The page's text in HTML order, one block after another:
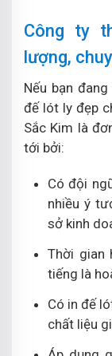
Công ty
lượng,
Nếu bạn
đế lót ly đẹp
Sắc Kim là
tới bởi:
Có đội
nhiều ý
sở kinh
Thời gian
tiếng là
Có in đế
chất liệu